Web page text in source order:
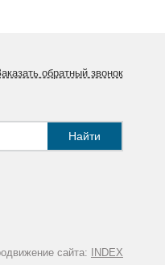
обратный звонок
Найти
сайта: INDEX